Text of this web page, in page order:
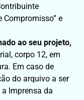
Compromisso” e
ao seu projeto,
corpo 12, em
Em caso de
do arquivo a ser
Imprensa da